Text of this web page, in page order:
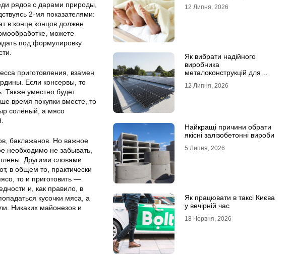
рядов с дарами природы,
2-мя показателями:
в конце концов должен
можете
под формулировку
приготовления, взамен
Если консервы, то
Также уместно будет
время покупки вместе, то
солёный, а мясо
баклажанов. Но важное
необходимо не забывать,
Другими словами
в общем то, практически
то и приготовить —
и, как правило, в
кусочки мяса, а
Никаких майонезов и
12 Липня, 2026
Як вибрати надійного
виробника
металоконструкцій для
12 Липня, 2026
Найкращі причини обрати
якісні залізобетонні вироби
5 Липня, 2026
Як працювати в таксі Києва
у вечірній час
18 Червня, 2026